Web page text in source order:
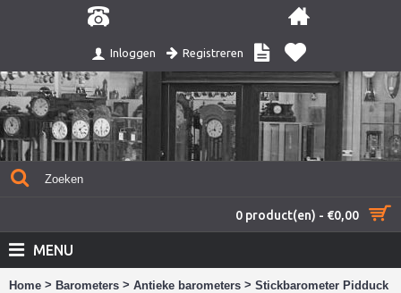
Inloggen Registreren
0 product(en) - €0,00
MENU
Home > Barometers > Antieke barometers > Stickbarometer Pidduck